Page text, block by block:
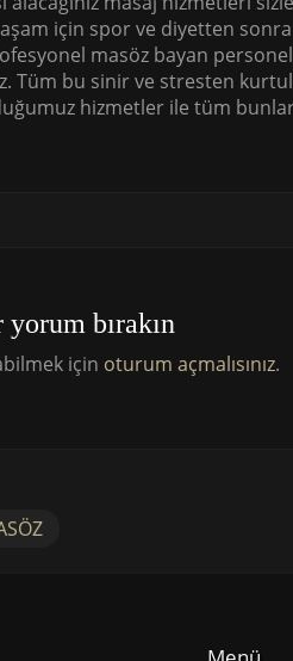
için spor ve diyetten
masöz bayan
Tüm bu sinir ve stresten
hizmetler ile tüm
bırakın
için oturum açmalısınız.